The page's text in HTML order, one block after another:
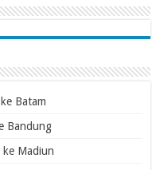
Batam
Bandung
ke Madiun